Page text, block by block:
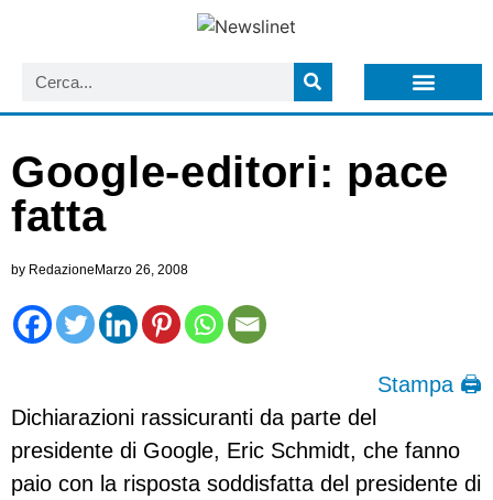
Google-editori: pace
fatta
by RedazioneMarzo 26, 2008
Stampa 🖨
Dichiarazioni rassicuranti da parte del
presidente di Google, Eric Schmidt, che fanno
paio con la risposta soddisfatta del presidente di